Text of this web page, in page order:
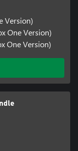
Version)
One Version)
One Version)